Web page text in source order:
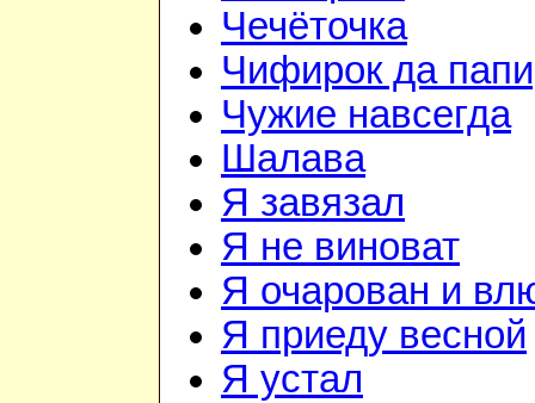
Чечёточка
Чифирок да
Чужие навсегда
Шалава
Я завязал
Я не виноват
Я очарован и
Я приеду весной
Я устал